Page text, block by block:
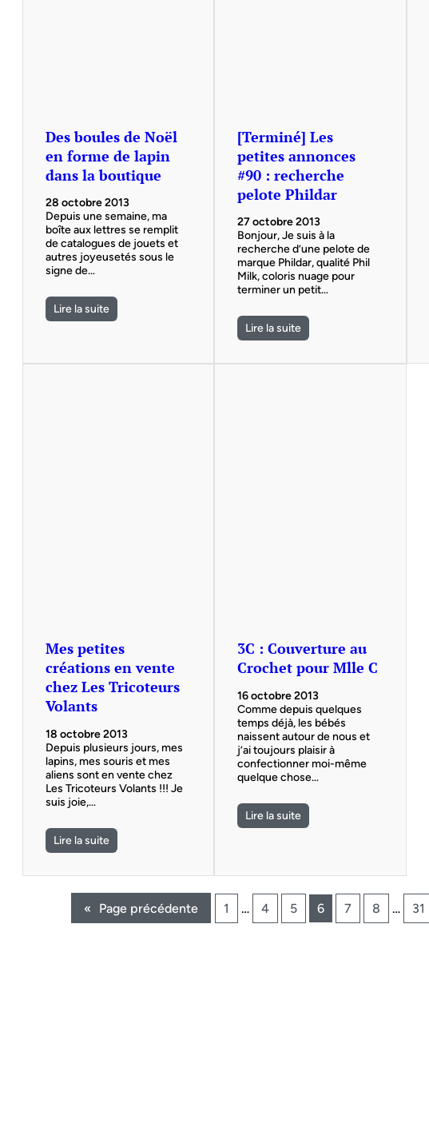
Des boules de Noël
en forme de lapin
dans la boutique
28 octobre 2013
Depuis une semaine, ma
boîte aux lettres se remplit
de catalogues de jouets et
autres joyeusetés sous le
signe de…
Lire la suite
[Terminé] Les
petites annonces
#90 : recherche
pelote Phildar
27 octobre 2013
Bonjour, Je suis à la
recherche d’une pelote de
marque Phildar, qualité Phil
Milk, coloris nuage pour
terminer un petit…
Lire la suite
Mes petites
créations en vente
chez Les Tricoteurs
Volants
18 octobre 2013
Depuis plusieurs jours, mes
lapins, mes souris et mes
aliens sont en vente chez
Les Tricoteurs Volants !!! Je
suis joie,…
Lire la suite
3C : Couverture au
Crochet pour Mlle C
16 octobre 2013
Comme depuis quelques
temps déjà, les bébés
naissent autour de nous et
j’ai toujours plaisir à
confectionner moi-même
quelque chose…
Lire la suite
« Page précédente 1 … 4 5 6 7 8 … 31